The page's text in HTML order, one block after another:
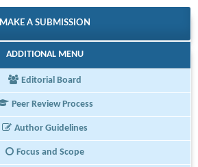
MAKE A SUBMISSION
ADDITIONAL MENU
Editorial Board
Peer Review Process
Author Guidelines
Focus and Scope